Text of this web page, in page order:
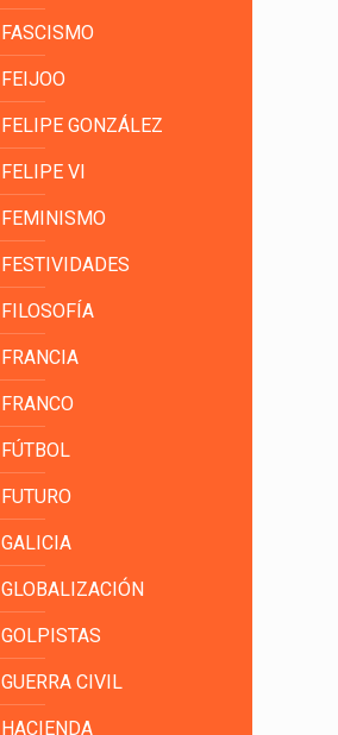
FASCISMO
FEIJOO
FELIPE GONZÁLEZ
FELIPE VI
FEMINISMO
FESTIVIDADES
FILOSOFÍA
FRANCIA
FRANCO
FÚTBOL
FUTURO
GALICIA
GLOBALIZACIÓN
GOLPISTAS
GUERRA CIVIL
HACIENDA